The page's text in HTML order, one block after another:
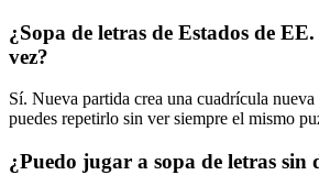
¿Sopa de letras de Estados de
vez?
Sí. Nueva partida crea una cuadrícula
puedes repetirlo sin ver siempre el mismo
¿Puedo jugar a sopa de letras sin